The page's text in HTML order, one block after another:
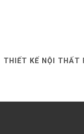
THIẾT KẾ NỘI THẤT